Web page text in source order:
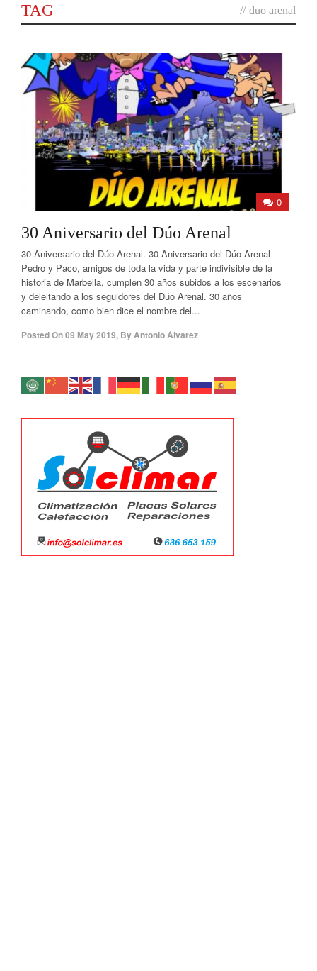
TAG // duo arenal
0
30 Aniversario del Dúo Arenal
30 Aniversario del Dúo Arenal. 30 Aniversario del Dúo Arenal
Pedro y Paco, amigos de toda la vida y parte indivisible de la
historia de Marbella, cumplen 30 años subidos a los escenarios
y deleitando a los seguidores del Dúo Arenal. 30 años
caminando, como bien dice el nombre del...
Posted On09 May 2019, ByAntonio Álvarez